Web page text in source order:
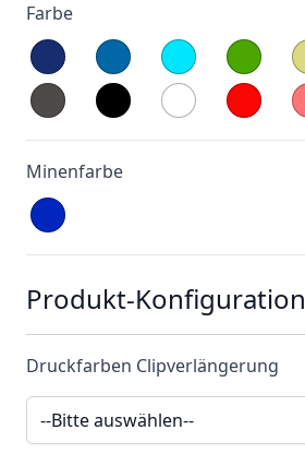
Farbe
Minenfarbe
Produkt-Konfiguration
Druckfarben Clipverlängerung